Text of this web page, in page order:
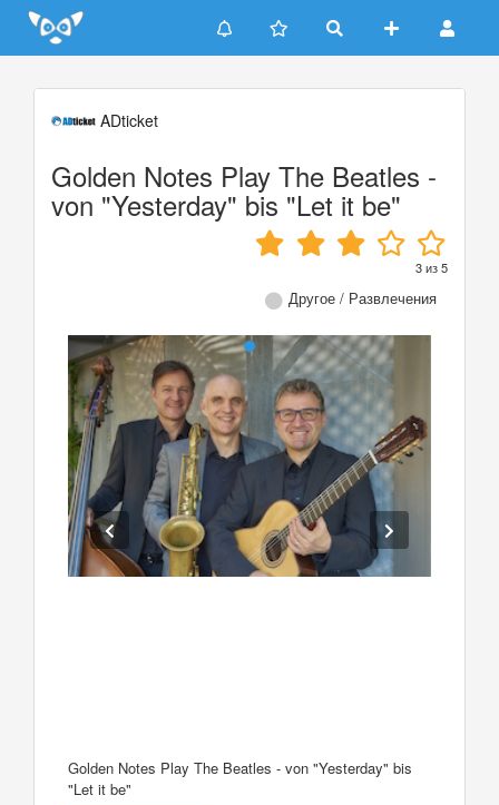
Update cookies preferences
ADticket
Golden Notes Play The Beatles -
von "Yesterday" bis "Let it be"
3из5
Другое / Развлечения
Golden Notes Play The Beatles - von "Yesterday" bis
"Let it be"